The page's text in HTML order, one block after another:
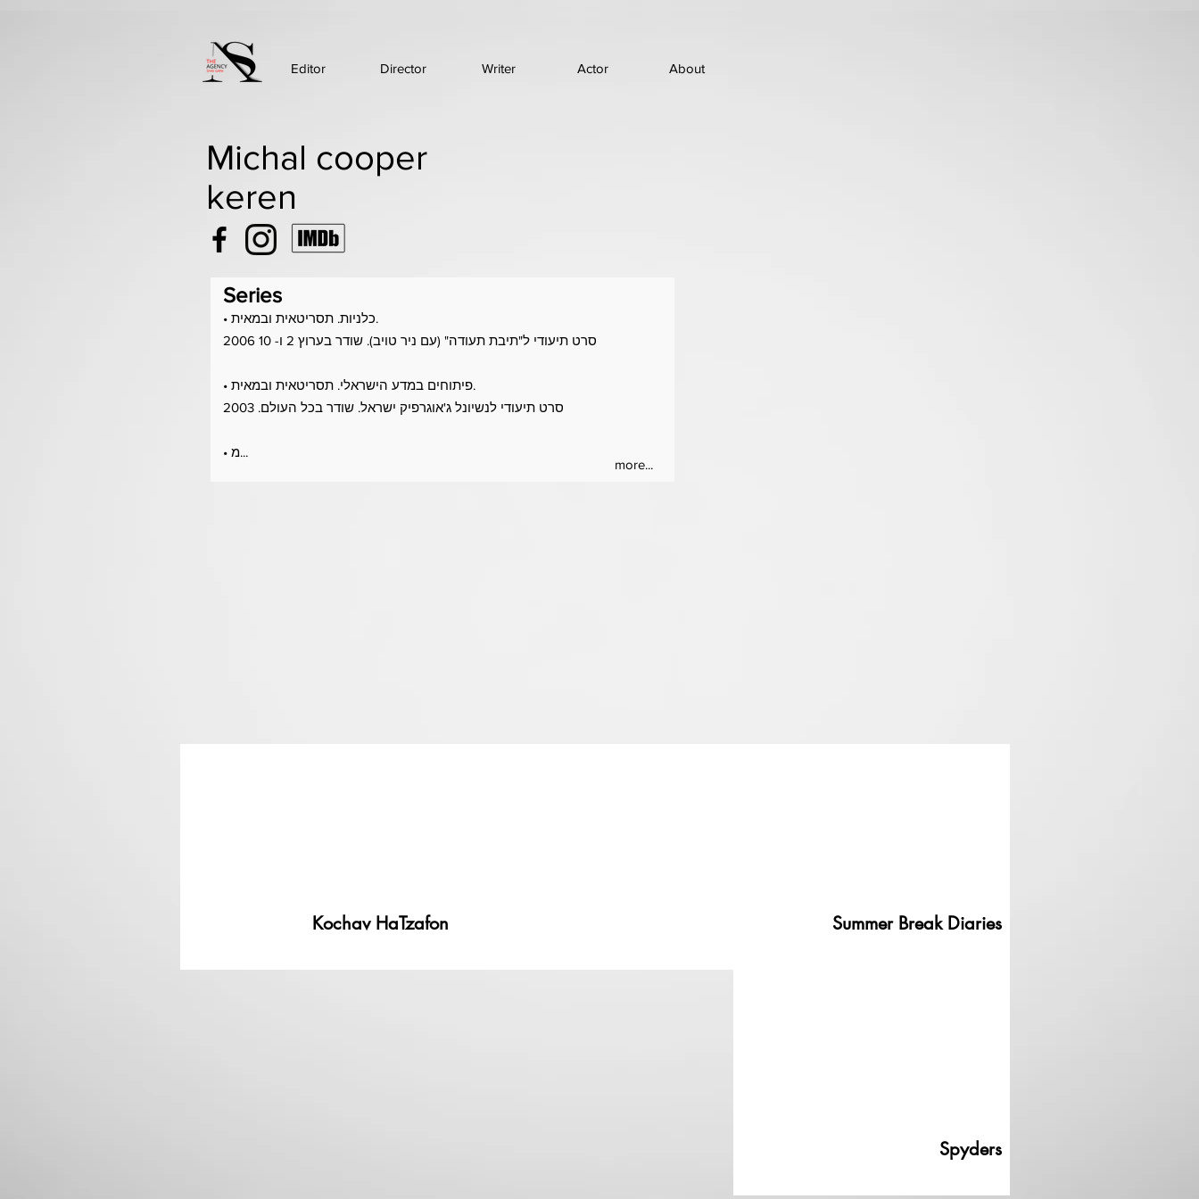
Editor Director Writer Actor About
Michal cooper
keren
Series
• כלניות. תסריטאית ובמאית.
סרט תיעודי ל"תיבת תעודה" (עם ניר טויב). שודר בערוץ 2 ו- 10 2006
• פיתוחים במדע הישראלי. תסריטאית ובמאית.
סרט תיעודי לנשיונל ג'אוגרפיק ישראל. שודר בכל העולם. 2003
• מ...
more...
Summer Break Diaries
Spyders
Kochav HaTzafon